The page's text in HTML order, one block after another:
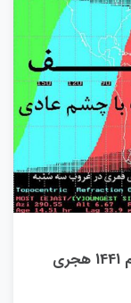
وضعيّت رؤيت هلال ماه ذی الحجّة ‌الحرام 1441 هجری